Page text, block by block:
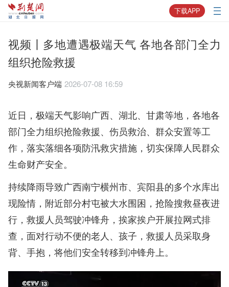
下载APP
视频丨多地遭遇极端天气 各地各部门全力
组织抢险救援
央视新闻客户端 2026-07-08 16:59
近日，极端天气影响广西、湖北、甘肃等地，各地各
部门全力组织抢险救援、伤员救治、群众安置等工
作，落实落细各项防汛救灾措施，切实保障人民群众
生命财产安全。
持续降雨导致广西南宁横州市、宾阳县的多个水库出
现险情，附近部分村屯被大水围困，抢险搜救昼夜进
行，救援人员驾驶冲锋舟，挨家挨户开展拉网式排
查，面对行动不便的老人、孩子，救援人员采取身
背、手抱，将他们安全转移到冲锋舟上。